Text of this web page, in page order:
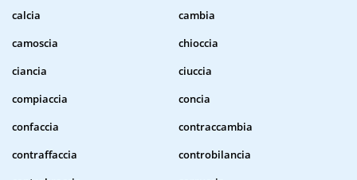
calcia
cambia
camoscia
chioccia
ciancia
ciuccia
compiaccia
concia
confaccia
contraccambia
contraffaccia
controbilancia